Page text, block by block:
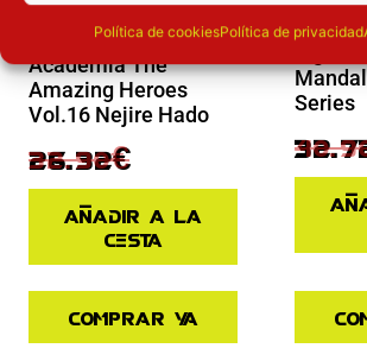
Política de cookiesPolítica de privacidad
Novedades
Figura My Hero
Academia The
Amazing Heroes
Vol.16 Nejire Hado
32.90€
26.32€
Añadir a la
cesta
Comprar ya
Series